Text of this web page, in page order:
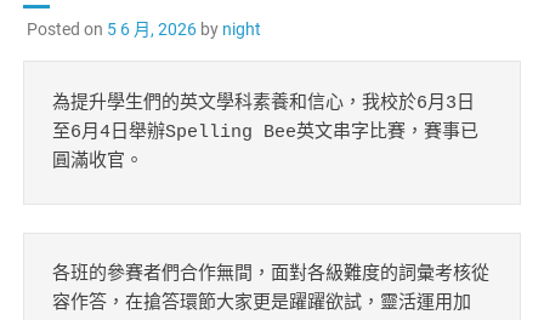
Posted on 5 6 月, 2026by night
為提升學生們的英文學科素養和信心，我校於6月3日
至6月4日舉辦Spelling Bee英文串字比賽，賽事已
圓滿收官。
各班的參賽者們合作無間，面對各級難度的詞彙考核從
容作答，在搶答環節大家更是躍躍欲試，靈活運用加